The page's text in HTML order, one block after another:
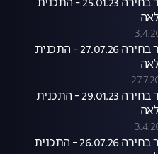
אזור בחירה 25.01.23 - התכנית
אזור בחירה 27.07.26 - התכנית
אזור בחירה 29.01.23 - התכנית
אזור בחירה 26.07.26 - התכנית